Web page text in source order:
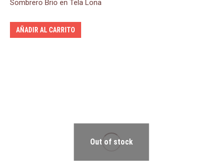
Sombrero Brio en Tela Lona
AÑADIR AL CARRITO
Out of stock